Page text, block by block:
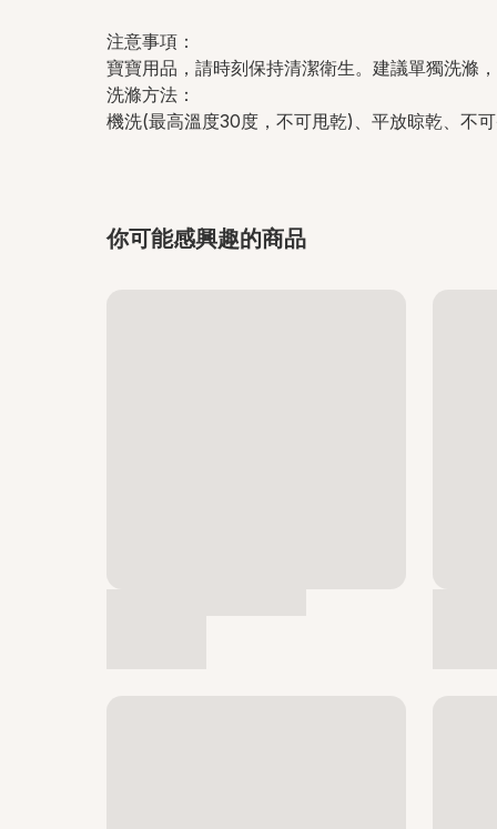
注意事項：
寶寶用品，請時刻保持清潔衛生。建議單獨洗滌
洗滌方法：
機洗(最高溫度30度，不可甩乾) 、 平放晾乾、 不
你可能感興趣的商品